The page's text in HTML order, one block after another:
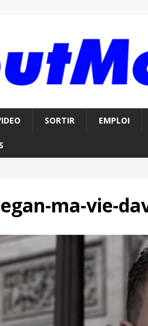
SORTIR EMPLOI
ma-vie-